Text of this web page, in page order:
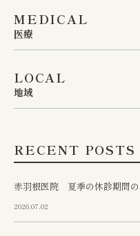
MEDICAL
医療
LOCAL
地域
RECENT POSTS
赤羽根医院 夏季の休診期間
2026.07.02